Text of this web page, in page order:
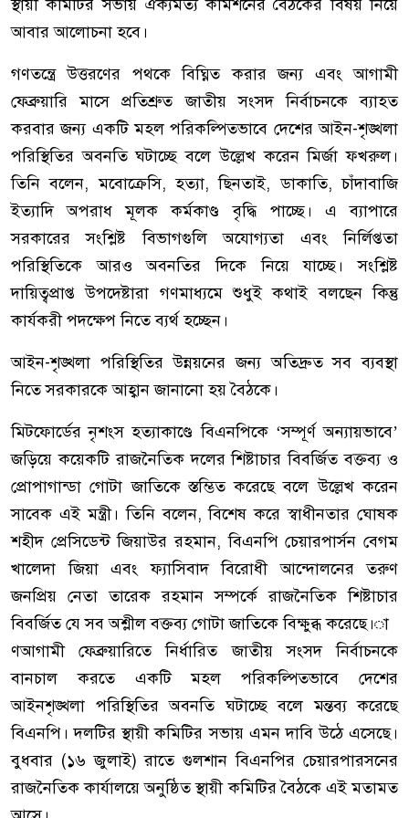
স্থায়ী কমিটির সভায় ঐক্যমত্য কমিশনের বৈঠকের বিষয় নিয়ে
আবার আলোচনা হবে।
গণতন্ত্রে উত্তরণের পথকে বিঘ্নিত করার জন্য এবং আগামী
ফেব্রুয়ারি মাসে প্রতিশ্রুত জাতীয় সংসদ নির্বাচনকে ব্যাহত
করবার জন্য একটি মহল পরিকল্পিতভাবে দেশের আইন-শৃঙ্খলা
পরিস্থিতির অবনতি ঘটাচ্ছে বলে উল্লেখ করেন মির্জা ফখরুল।
তিনি বলেন, মবোক্রেসি, হত্যা, ছিনতাই, ডাকাতি, চাঁদাবাজি
ইত্যাদি অপরাধ মূলক কর্মকাণ্ড বৃদ্ধি পাচ্ছে। এ ব্যাপারে
সরকারের সংশ্লিষ্ট বিভাগগুলি অযোগ্যতা এবং নির্লিপ্ততা
পরিস্থিতিকে আরও অবনতির দিকে নিয়ে যাচ্ছে। সংশ্লিষ্ট
দায়িত্বপ্রাপ্ত উপদেষ্টারা গণমাধ্যমে শুধুই কথাই বলছেন কিন্তু
কার্যকরী পদক্ষেপ নিতে ব্যর্থ হচ্ছেন।
আইন-শৃঙ্খলা পরিস্থিতির উন্নয়নের জন্য অতিদ্রুত সব ব্যবস্থা
নিতে সরকারকে আহ্বান জানানো হয় বৈঠকে।
মিটফোর্ডের নৃশংস হত্যাকাণ্ডে বিএনপিকে ‘সম্পূর্ণ অন্যায়ভাবে’
জড়িয়ে কয়েকটি রাজনৈতিক দলের শিষ্টাচার বিবর্জিত বক্তব্য ও
প্রোপাগান্ডা গোটা জাতিকে স্তম্ভিত করেছে বলে উল্লেখ করেন
সাবেক এই মন্ত্রী। তিনি বলেন, বিশেষ করে স্বাধীনতার ঘোষক
শহীদ প্রেসিডেন্ট জিয়াউর রহমান, বিএনপি চেয়ারপার্সন বেগম
খালেদা জিয়া এবং ফ্যাসিবাদ বিরোধী আন্দোলনের তরুণ
জনপ্রিয় নেতা তারেক রহমান সম্পর্কে রাজনৈতিক শিষ্টাচার
বিবর্জিত যে সব অশ্লীল বক্তব্য গোটা জাতিকে বিক্ষুব্ধ করেছে।া
ণআগামী ফেব্রুয়ারিতে নির্ধারিত জাতীয় সংসদ নির্বাচনকে
বানচাল করতে একটি মহল পরিকল্পিতভাবে দেশের
আইনশৃঙ্খলা পরিস্থিতির অবনতি ঘটাচ্ছে বলে মন্তব্য করেছে
বিএনপি। দলটির স্থায়ী কমিটির সভায় এমন দাবি উঠে এসেছে।
বুধবার (১৬ জুলাই) রাতে গুলশান বিএনপির চেয়ারপারসনের
রাজনৈতিক কার্যালয়ে অনুষ্ঠিত স্থায়ী কমিটির বৈঠকে এই মতামত